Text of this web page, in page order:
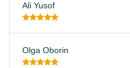
Ali Yusof
Olga Oborin